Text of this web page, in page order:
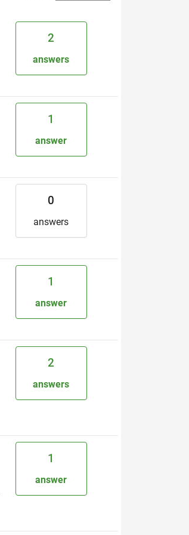
2
answers
1
answer
0
answers
1
answer
2
answers
1
answer